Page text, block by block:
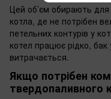
Цей об’єм обирають
котла, де не потрібен
петельних контурів у
котел працює рідко,
витрачається.
Якщо потрібен
твердопаливного